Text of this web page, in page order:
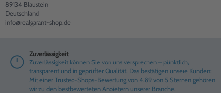
89134 Blaustein
Deutschland
info@realgarant-shop.de
Zuverlässigkeit
Zuverlässigkeit können Sie von uns versprechen – pünktlich,
transparent und in geprüfter Qualität. Das bestätigen unsere Kunden:
Mit einer Trusted-Shops-Bewertung von 4.89 von 5 Sternen gehören
wir zu den bestbewerteten Anbietern unserer Branche.